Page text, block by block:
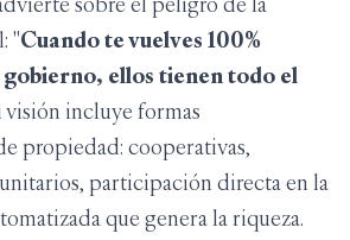
"Cuando te vuelves 100%
ellos tienen todo el
visión incluye formas
propiedad: cooperativas,
participación directa en la
que genera la riqueza.